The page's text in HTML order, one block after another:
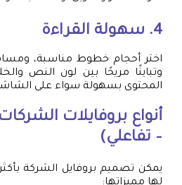
4. سهولة القراءة
اختر أحجام خطوط مناسبة،
وتباينًا مريحًا بين لون النص
المحتوى بسهولة سواء على
أنواع بروفايلات
– تفاعلي)
يمكن تصميم بروفايل الشركة
لها مميزاتها: